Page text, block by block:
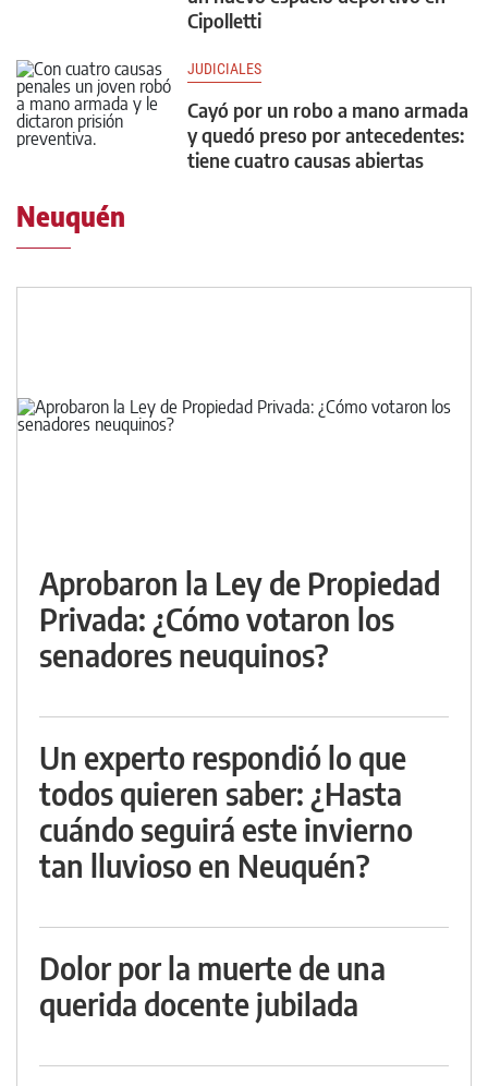
Cipolletti
JUDICIALES
Cayó por un robo a mano armada
y quedó preso por antecedentes:
tiene cuatro causas abiertas
Neuquén
Aprobaron la Ley de Propiedad
Privada: ¿Cómo votaron los
senadores neuquinos?
Un experto respondió lo que
todos quieren saber: ¿Hasta
cuándo seguirá este invierno
tan lluvioso en Neuquén?
Dolor por la muerte de una
querida docente jubilada